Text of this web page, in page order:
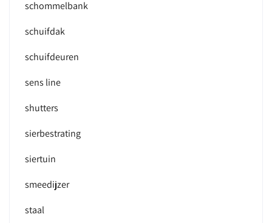
schommelbank
schuifdak
schuifdeuren
sens line
shutters
sierbestrating
siertuin
smeedijzer
staal